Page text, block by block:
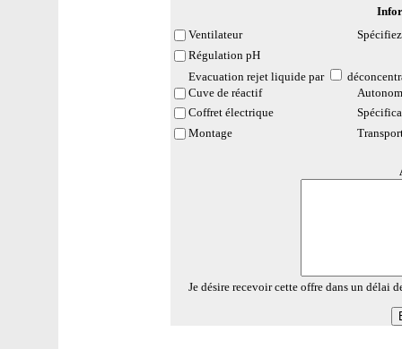
Ventilateur
Régulation pH
Evacuation rejet liquide par
Cuve de réactif
Coffret électrique
Montage
Je désire recevoir cette offre dans un délai